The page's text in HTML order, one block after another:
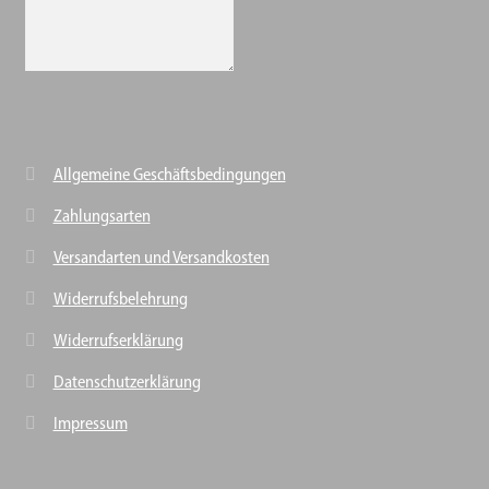
Allgemeine Geschäftsbedingungen
Zahlungsarten
Versandarten und Versandkosten
Widerrufsbelehrung
Widerrufserklärung
Datenschutzerklärung
Impressum